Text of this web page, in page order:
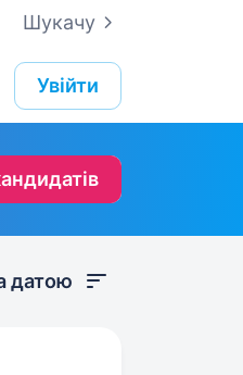
Шукачу
Увійти
місяці, за датою